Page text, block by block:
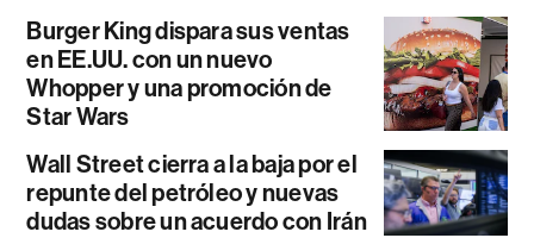
Burger King dispara sus ventas
en EE.UU. con un nuevo
Whopper y una promoción de
Star Wars
Wall Street cierra a la baja por el
repunte del petróleo y nuevas
dudas sobre un acuerdo con Irán